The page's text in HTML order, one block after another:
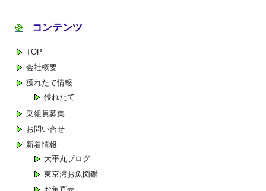
ナ
ョ
ン
コンテンツ
TOP
会社概要
獲れたて情報
獲れたて
乗組員募集
お問い合せ
新着情報
大平丸ブログ
東京湾お魚図鑑